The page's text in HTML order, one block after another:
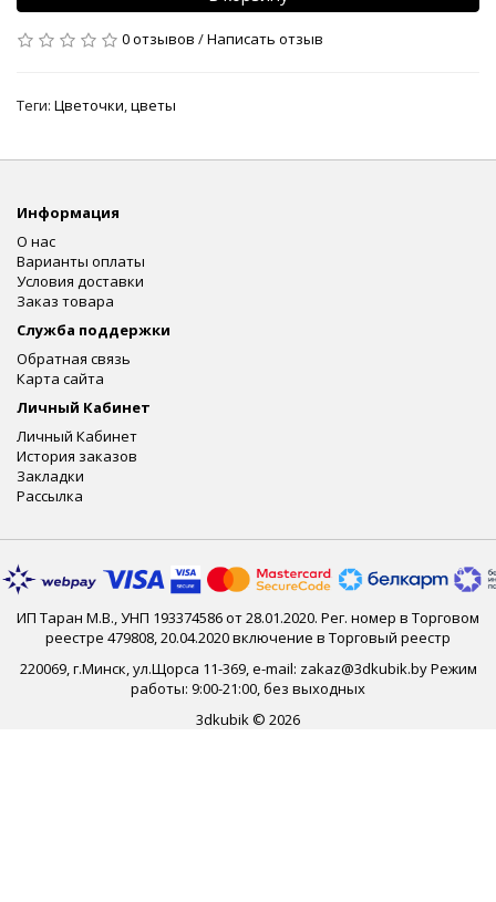
0 отзывов /Написать отзыв
Теги: Цветочки цветы
Информация
О нас
Варианты оплаты
Условия доставки
Заказ товара
Служба поддержки
Обратная связь
Карта сайта
Личный Кабинет
Личный Кабинет
История заказов
Закладки
Рассылка
ИП Таран М.В., УНП 193374586 от 28.01.2020. Рег. номер в Торговом
реестре 479808, 20.04.2020 включение в Торговый реестр
220069, г.Минск, ул.Щорса 11-369, e-mail: zakaz@3dkubik.by Режим
работы: 9:00-21:00, без выходных
3dkubik © 2026